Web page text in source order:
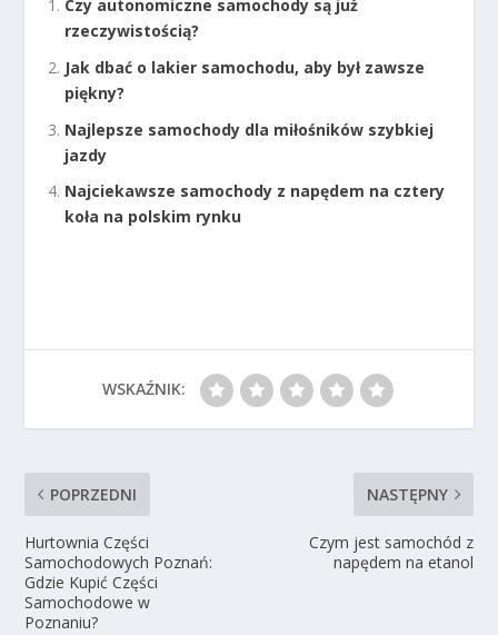
Czy autonomiczne samochody są już
rzeczywistością?
Jak dbać o lakier samochodu, aby był zawsze
piękny?
Najlepsze samochody dla miłośników szybkiej
jazdy
Najciekawsze samochody z napędem na cztery
koła na polskim rynku
WSKAŹNIK:
POPRZEDNI
Hurtownia Części
Samochodowych Poznań:
Gdzie Kupić Części
Samochodowe w
Poznaniu?
NASTĘPNY
Czym jest samochód z
napędem na etanol